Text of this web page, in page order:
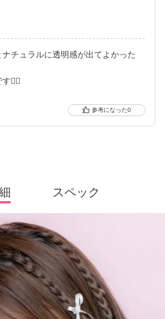
チュラルに透明感が出てよかった
🙆‍♀️
0
スペック